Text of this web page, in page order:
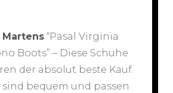
Martens “Pasal Virginia
Boots” – Diese Schuhe
der absolut beste Kauf.
sind bequem und passen